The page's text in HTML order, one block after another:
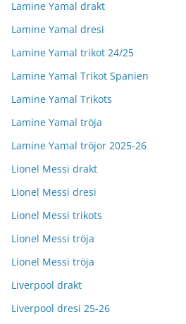
Lamine Yamal drakt
Lamine Yamal dresi
Lamine Yamal trikot 24/25
Lamine Yamal Trikot Spanien
Lamine Yamal Trikots
Lamine Yamal tröja
Lamine Yamal tröjor 2025-26
Lionel Messi drakt
Lionel Messi dresi
Lionel Messi trikots
Lionel Messi tröja
Lionel Messi tröja
Liverpool drakt
Liverpool dresi 25-26